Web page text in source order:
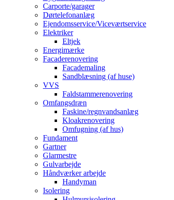
Carporte/garager
Dørtelefonanlæg
Ejendomsservice/Viceværtservice
Elektriker
Eltjek
Energimærke
Facaderenovering
Facademaling
Sandblæsning (af huse)
VVS
Faldstammerenovering
Omfangsdræn
Faskine/regnvandsanlæg
Kloakrenovering
Omfugning (af hus)
Fundament
Gartner
Glarmestre
Gulvarbejde
Håndværker arbejde
Handyman
Isolering